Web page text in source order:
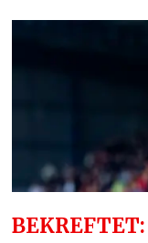
BEKREFTET: